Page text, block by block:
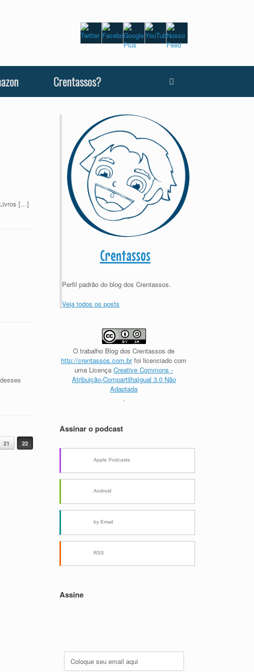
Crentassos?
[…]
21 22
Crentassos
Perfil padrão do blog dos Crentassos.
Veja todos os posts
O trabalho Blog dos Crentassos de
http://crentassos.com.brfoi licenciado com
uma LicençaCreative Commons -
Atribuição-CompartilhaIgual 3.0 Não
Adaptada
.
Assinar o podcast
Apple Podcasts
Android
by Email
RSS
Assine